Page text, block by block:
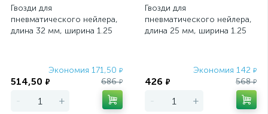
Гвозди для
пневматического нейлера,
длина 32 мм, ширина 1.25
Экономия 171,50 ₽
514,50 ₽ 686₽
- +
Гвозди для
пневматического нейлера,
длина 25 мм, ширина 1.25
Экономия 142 ₽
426 ₽ 568₽
- +